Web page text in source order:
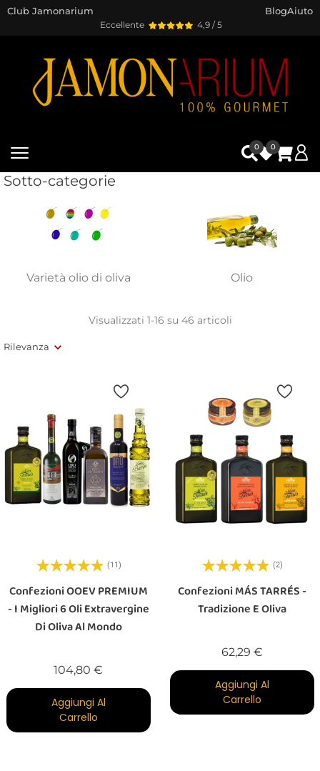
Eccellente 4,9 / 5
Club Jamonarium BlogAiuto
0 0
Sotto-categorie
Varietà olio di oliva Olio
Rilevanza
Visualizzati 1-16 su 46 articoli
(11)
Confezioni OOEV PREMIUM
- I Migliori 6 Oli Extravergine
Di Oliva Al Mondo
104,80 €
Aggiungi Al
Carrello
(2)
Confezioni MÁS TARRÉS -
Tradizione E Oliva
62,29 €Prezzo
Aggiungi Al
Carrello